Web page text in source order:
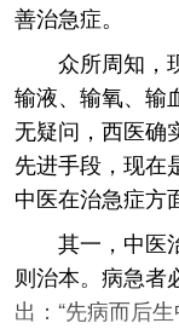
善治急症。
众所周知，
输液、输氧、输
无疑问，西医确
先进手段，现在
中医在治急症方
其一，中医
则治本。病急者
出：“先病而后